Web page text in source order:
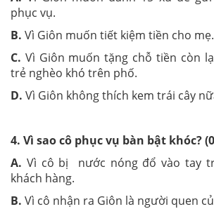
phục vụ.
B. Vì Giôn muốn tiết kiệm tiền cho mẹ.
C. Vì Giôn muốn tặng chỗ tiền còn
trẻ nghèo khó trên phố.
D. Vì Giôn không thích kem trái cây
4. Vì sao cô phục vụ bàn bật khóc?
A. Vì cô bị nước nóng đổ vào tay
khách hàng.
B. Vì cô nhận ra Giôn là người quen